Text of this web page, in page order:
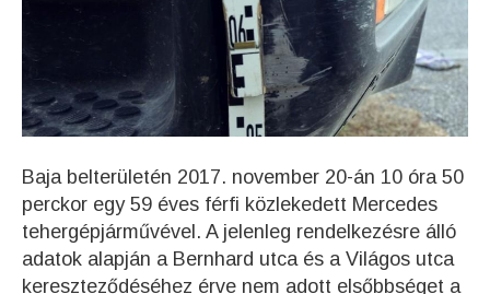
Baja belterületén 2017. november 20-án 10 óra 50
perckor egy 59 éves férfi közlekedett Mercedes
tehergépjárművével. A jelenleg rendelkezésre álló
adatok alapján a Bernhard utca és a Világos utca
kereszteződéséhez érve nem adott elsőbbséget a